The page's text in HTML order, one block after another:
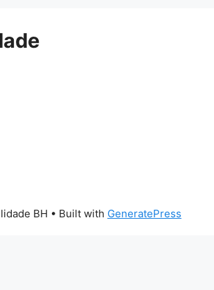
BH • Built with GeneratePress